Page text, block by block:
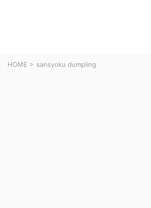
HOME > sansyoku dumpling